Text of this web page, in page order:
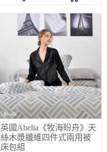
英國Abelia《牧海盼舟》天
絲木漿纖維四件式兩用被
床包組